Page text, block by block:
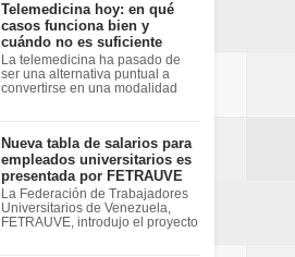
Telemedicina hoy: en qué
casos funciona bien y
cuándo no es suficiente
La telemedicina ha pasado de
ser una alternativa puntual a
convertirse en una modalidad
Nueva tabla de salarios para
empleados universitarios es
presentada por FETRAUVE
La Federación de Trabajadores
Universitarios de Venezuela,
FETRAUVE, introdujo el proyecto